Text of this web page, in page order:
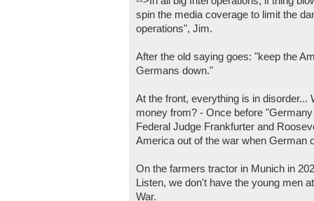
spin the media coverage to limit the
operations", Jim.
After the old saying goes: "keep the
Germans down."
At the front, everything is in disorder...
money from? - Once before
Federal Judge Frankfurter and
America out of the war when German
On the farmers tractor in Munich in
Listen, we don't have the young men
War.